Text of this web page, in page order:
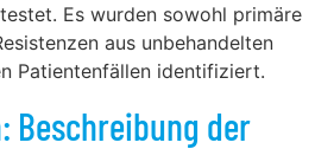
Es wurden sowohl primäre
aus unbehandelten
Patientenfällen identifiziert.
Beschreibung der